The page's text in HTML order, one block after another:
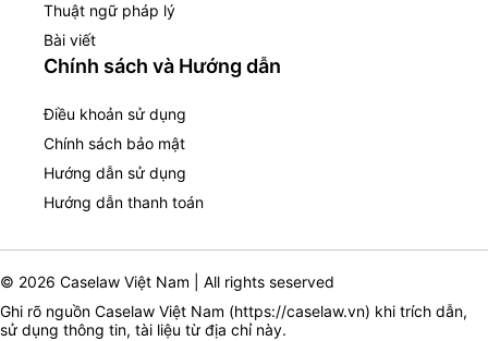
Thuật ngữ pháp lý
Bài viết
Chính sách và Hướng dẫn
Điều khoản sử dụng
Chính sách bảo mật
Hướng dẫn sử dụng
Hướng dẫn thanh toán
© 2026 Caselaw Việt Nam | All rights seserved
Ghi rõ nguồn Caselaw Việt Nam (https://caselaw.vn) khi trích dẫn,
sử dụng thông tin, tài liệu từ địa chỉ này.